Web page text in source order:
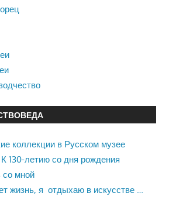
коллекции в Русском музее
130-летию со дня рождения
со мной
жизнь, я отдыхаю в искусстве …